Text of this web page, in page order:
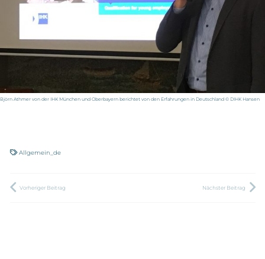
Björn Athmer von der IHK München und Oberbayern berichtet von den Erfahrungen in Deutschland © DIHK Hansen
Allgemein_de
Vorheriger Beitrag Nächster Beitrag